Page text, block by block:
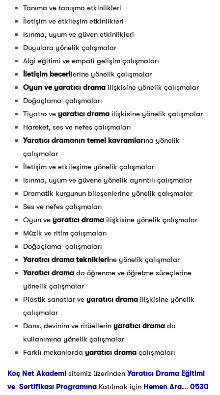
Tanıma ve tanışma etkinlikleri
İletişim ve etkileşim etkinlikleri
Isınma, uyum ve güven etkinlikleri
Duyulara yönelik çalışmalar
Algi eğitimi ve empati gelişim çalışmaları
İletişim becerilerine yönelik çalışmalar
Oyun ve yaratıcı drama ilişkisine yönelik çalışmalar
Doğaçlama çalışmaları
Tiyatro ve yaratıcı drama ilişkisine yönelik çalışmalar
Hareket, ses ve nefes çalışmaları
Yaratıcı dramanın temel kavramlarına yönelik
çalışmalar
İletişim ve etkileşime yönelik çalışmalar
Isınma, uyum ve güvene yönelik ayrıntılı çalışmalar
Dramatik kurgunun bileşenlerine yönelik çalışmalar
Ses ve nefes çalışmaları
Oyun ve yaratıcı drama ilişkisine yönelik çalışmalar
Müzik ve ritim çalışmaları
Doğaçlama çalışmaları
Yaratıcı drama tekniklerine yönelik çalışmalar
Yaratıcı drama da öğrenme ve öğretme süreçlerine
yönelik çalışmalar
Plastik sanatlar ve yaratıcı drama ilişkisine yönelik
çalışmalar
Dans, devinim ve ritüellerin yaratıcı drama da
kullanımına yönelik çalışmalar
Farklı mekanlarda yaratıcı drama çalışmaları
Koç Net Akademi sitemiz üzerinden Yaratıcı Drama Eğitimi
ve Sertifikası Programına Katılmak için Hemen Ara... 0530